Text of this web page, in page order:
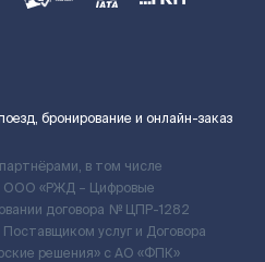
бронирование и онлайн-заказ
в том числе
ООО «РЖД – Цифровые
договора № ЦПР-1282
услуг и Договора
решения» c АО «ФПК»